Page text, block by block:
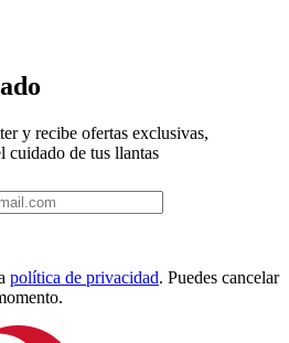
y recibe ofertas exclusivas,
cuidado de tus llantas
política de privacidad. Puedes cancelar